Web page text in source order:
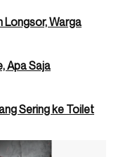
Longsor, Warga
Apa Saja
Sering ke Toilet